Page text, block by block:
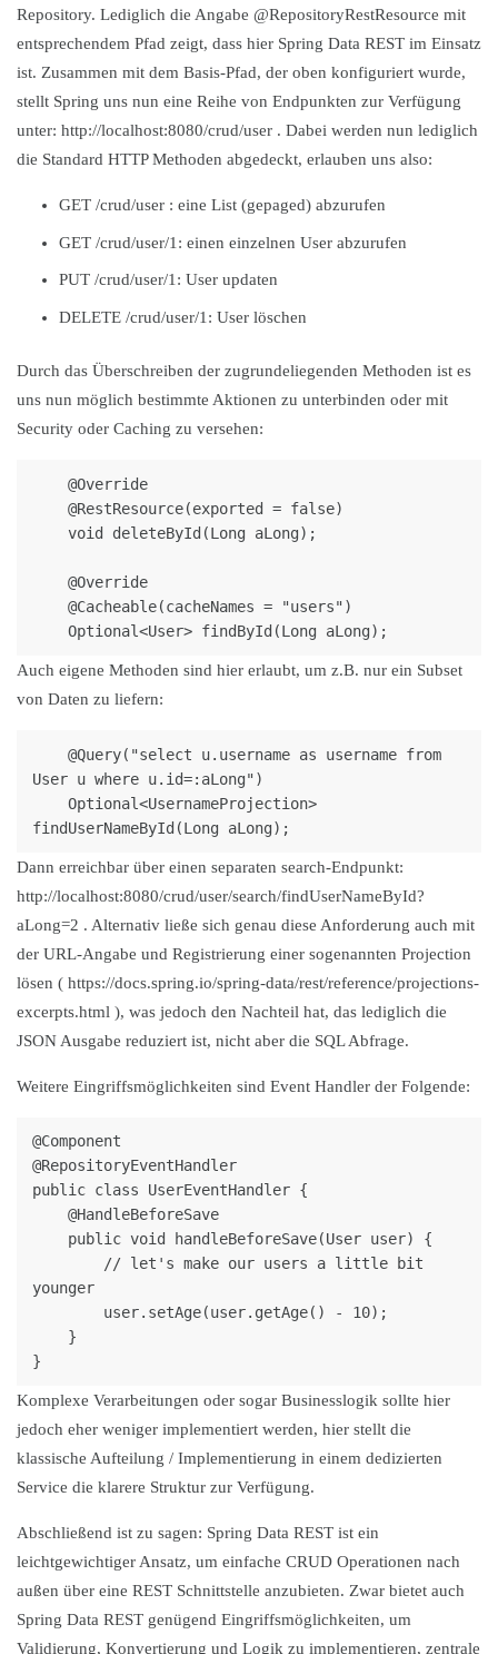
Repository. Lediglich die Angabe @RepositoryRestResource mit
entsprechendem Pfad zeigt, dass hier Spring Data REST im Einsatz
ist. Zusammen mit dem Basis-Pfad, der oben konfiguriert wurde,
stellt Spring uns nun eine Reihe von Endpunkten zur Verfügung
unter: http://localhost:8080/crud/user . Dabei werden nun lediglich
die Standard HTTP Methoden abgedeckt, erlauben uns also:
GET /crud/user : eine List (gepaged) abzurufen
GET /crud/user/1: einen einzelnen User abzurufen
PUT /crud/user/1: User updaten
DELETE /crud/user/1: User löschen
Durch das Überschreiben der zugrundeliegenden Methoden ist es
uns nun möglich bestimmte Aktionen zu unterbinden oder mit
Security oder Caching zu versehen:
Auch eigene Methoden sind hier erlaubt, um z.B. nur ein Subset
von Daten zu liefern:
User u where u.id=:aLong")
Dann erreichbar über einen separaten search-Endpunkt:
http://localhost:8080/crud/user/search/findUserNameById?
aLong=2 . Alternativ ließe sich genau diese Anforderung auch mit
der URL-Angabe und Registrierung einer sogenannten Projection
lösen ( https://docs.spring.io/spring-data/rest/reference/projections-
excerpts.html ), was jedoch den Nachteil hat, das lediglich die
JSON Ausgabe reduziert ist, nicht aber die SQL Abfrage.
Weitere Eingriffsmöglichkeiten sind Event Handler der Folgende:
@Component
@RepositoryEventHandler
public class UserEventHandler {
younger
Komplexe Verarbeitungen oder sogar Businesslogik sollte hier
jedoch eher weniger implementiert werden, hier stellt die
klassische Aufteilung / Implementierung in einem dedizierten
Service die klarere Struktur zur Verfügung.
Abschließend ist zu sagen: Spring Data REST ist ein
leichtgewichtiger Ansatz, um einfache CRUD Operationen nach
außen über eine REST Schnittstelle anzubieten. Zwar bietet auch
Spring Data REST genügend Eingriffsmöglichkeiten, um
Validierung, Konvertierung und Logik zu implementieren, zentrale